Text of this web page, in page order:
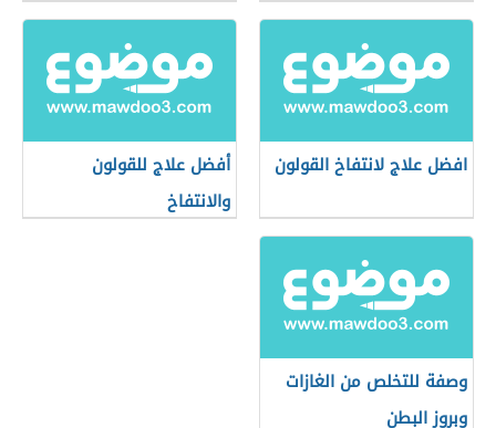
افضل علاج لانتفاخ القولون
أفضل علاج للقولون
والانتفاخ
وصفة للتخلص من الغازات
وبروز البطن